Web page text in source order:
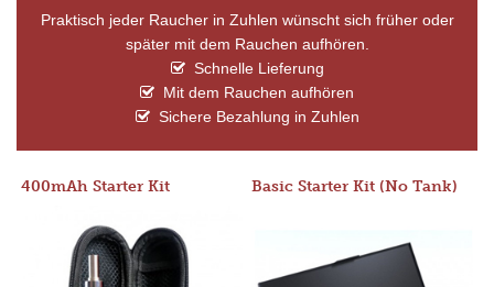
Praktisch jeder Raucher in Zuhlen wünscht sich früher oder
später mit dem Rauchen aufhören.
Schnelle Lieferung
Mit dem Rauchen aufhören
Sichere Bezahlung in Zuhlen
400mAh Starter Kit Basic Starter Kit (No Tank)